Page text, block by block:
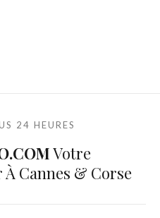
24 HEURES
Votre
Cannes & Corse